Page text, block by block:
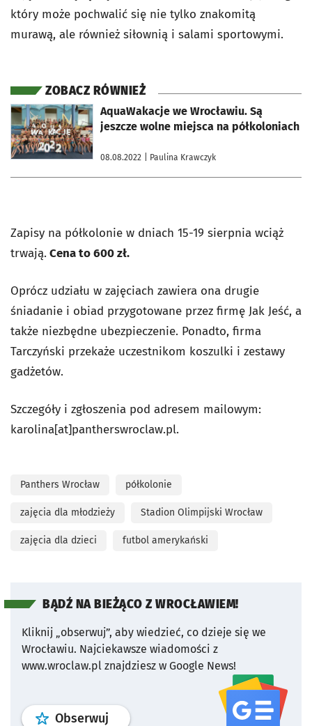
który może pochwalić się nie tylko znakomitą
murawą, ale również siłownią i salami sportowymi.
ZOBACZ RÓWNIEŻ
AquaWakacje we Wrocławiu. Są
jeszcze wolne miejsca na półkoloniach
08.08.2022 | Paulina Krawczyk
otworzy się w nowej karcie
Zapisy na półkolonie w dniach 15-19 sierpnia wciąż
trwają. Cena to 600 zł.
Oprócz udziału w zajęciach zawiera ona drugie
śniadanie i obiad przygotowane przez firmę Jak Jeść, a
także niezbędne ubezpieczenie. Ponadto, firma
Tarczyński przekaże uczestnikom koszulki i zestawy
gadżetów.
Szczegóły i zgłoszenia pod adresem mailowym:
karolina[at]pantherswroclaw.pl.
Panthers Wrocław półkolonie
zajęcia dla młodzieży Stadion Olimpijski Wrocław
zajęcia dla dzieci futbol amerykański
BĄDŹ NA BIEŻĄCO Z WROCŁAWIEM!
Kliknij „obserwuj”, aby wiedzieć, co dzieje się we
Wrocławiu. Najciekawsze wiadomości z
www.wroclaw.pl znajdziesz w Google News!
Obserwuj profil serwisu